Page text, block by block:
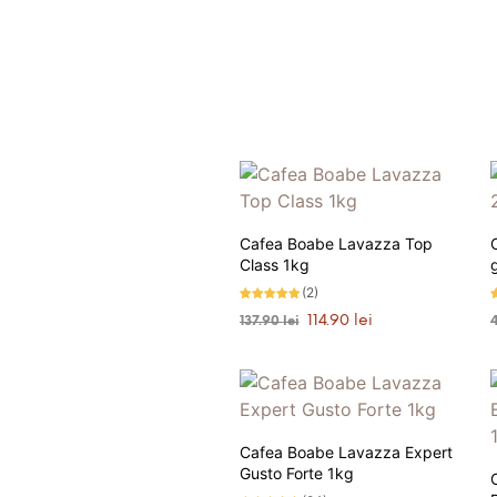
Cafea Boabe Lavazza Top
Class 1kg
5.00
(2)
137.90lei Prețul
fost:
114.90 leiPrețul
114.90 lei.
ACHIZIȚIA ACESTUI PRODUS!
Cafea Boabe Lavazza Expert
Gusto Forte 1kg